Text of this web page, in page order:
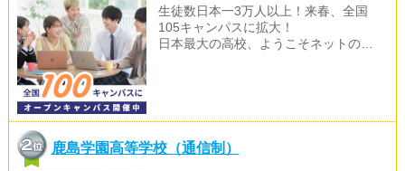
生徒数日本一3万人以上！来春、全国
105キャンパスに拡大！
日本最大の高校、ようこそネットの…
鹿島学園高等学校（通信制）